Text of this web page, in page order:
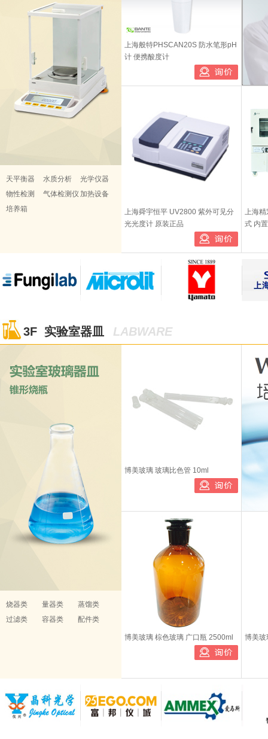
已有1人购买
天平衡器 水质分析
光学仪器
物性检测
气体检测仪 加热设备
培养箱
上海般特PHSCAN20S 防水笔形pH
计 便携酸度计
上海舜宇恒平 UV2800 紫外可见分
光光度计 原装正品
上海精
式 内
3F 实验室器皿 LABWARE
烧器类 量器类
蒸馏类
过滤类
容器类 配件类
博美玻璃 玻璃比色管 10ml
博美玻璃 棕色玻璃 广口瓶 2500ml 博美玻